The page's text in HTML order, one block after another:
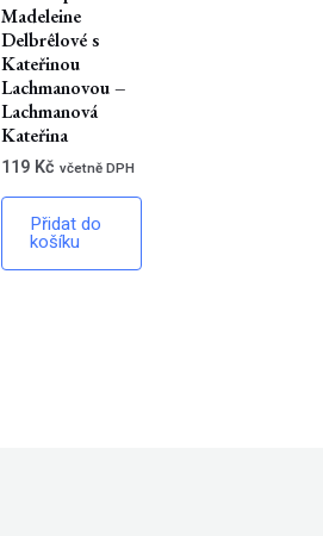
Madeleine
Delbrêlové s
Kateřinou
Lachmanovou –
Lachmanová
Kateřina
119 Kč včetně DPH
Přidat do
košíku